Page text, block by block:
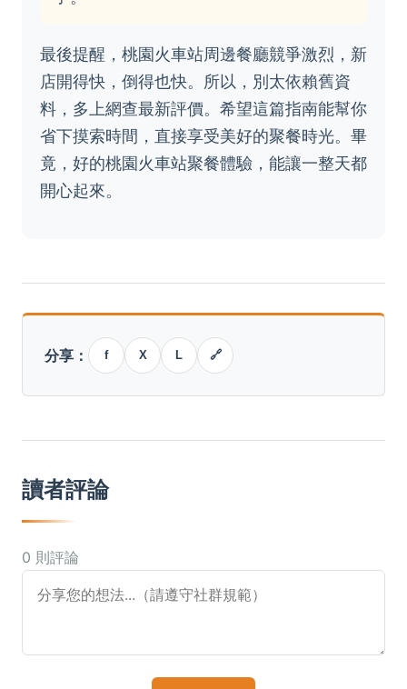
最後提醒，桃園火車站周邊餐廳競爭激烈，新
店開得快，倒得也快。所以，別太依賴舊資
料，多上網查最新評價。希望這篇指南能幫你
省下摸索時間，直接享受美好的聚餐時光。畢
竟，好的桃園火車站聚餐體驗，能讓一整天都
開心起來。
分享： f X L 🔗
讀者評論
0 則評論